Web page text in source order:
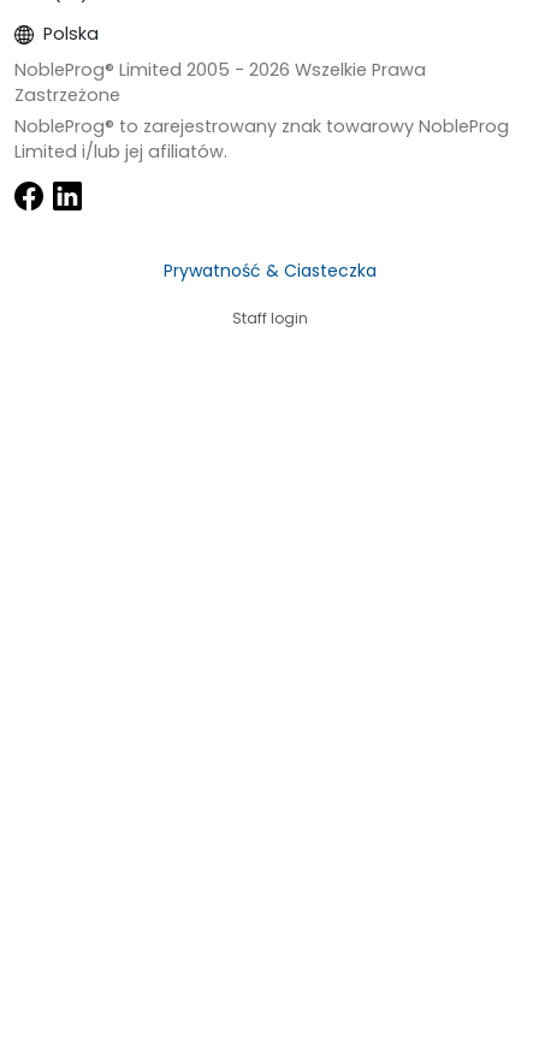
Polska
NobleProg® Limited 2005 - 2026 Wszelkie Prawa
Zastrzeżone
NobleProg® to zarejestrowany znak towarowy NobleProg
Limited i/lub jej afiliatów.
Prywatność & Ciasteczka
Staff login